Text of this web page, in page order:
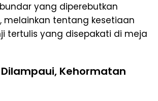
yang diperebutkan
melainkan tentang kesetiaan
tertulis yang disepakati di meja
Kehormatan